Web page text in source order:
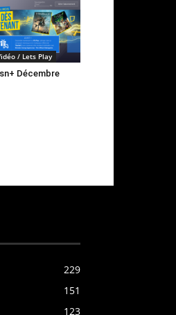
/ Lets Play
Décembre
229
151
123